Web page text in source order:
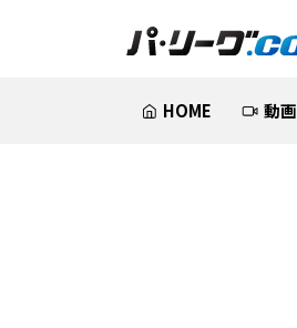
HOME 動画